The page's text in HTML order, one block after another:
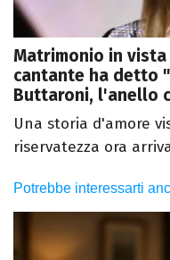
Matrimonio in
cantante ha detto
Buttaroni, l'anello
Una storia d'amore
riservatezza ora